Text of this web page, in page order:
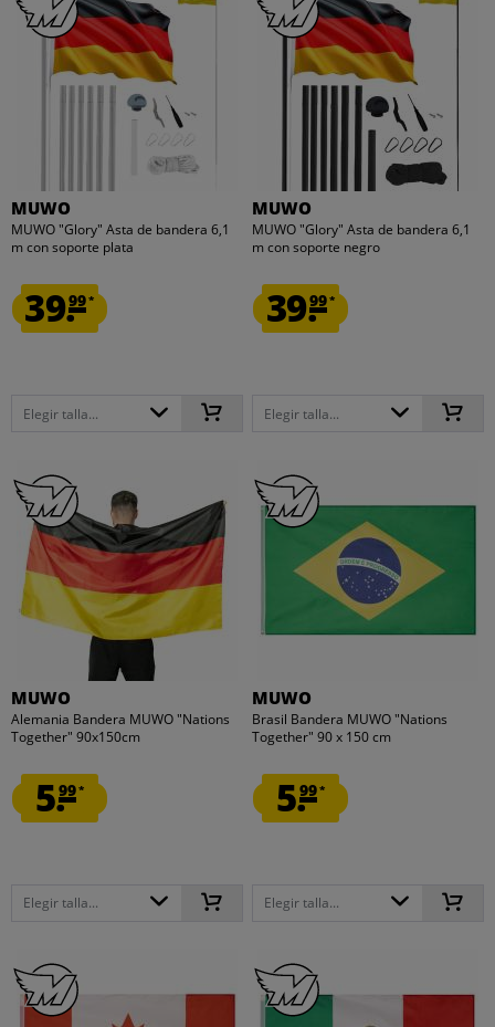
MUWO
MUWO "Glory" Asta de bandera 6,1
m con soporte plata
39.99*
Elegir talla...
MUWO
MUWO "Glory" Asta de bandera 6,1
m con soporte negro
39.99*
Elegir talla...
MUWO
Alemania Bandera MUWO "Nations
Together" 90x150cm
5.99*
Elegir talla...
MUWO
Brasil Bandera MUWO "Nations
Together" 90 x 150 cm
5.99*
Elegir talla...